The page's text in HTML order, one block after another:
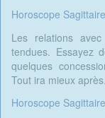
Horoscope
Les relations
tendues. Essayez
quelques
Tout ira mieux après.
Horoscope